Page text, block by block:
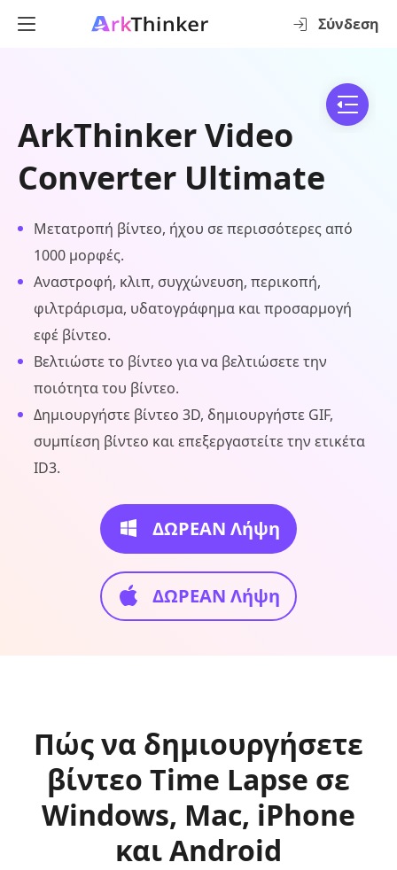
Σύνδεση
ArkThinker Video
Converter Ultimate
Μετατροπή βίντεο, ήχου σε περισσότερες από
1000 μορφές.
Αναστροφή, κλιπ, συγχώνευση, περικοπή,
φιλτράρισμα, υδατογράφημα και προσαρμογή
εφέ βίντεο.
Βελτιώστε το βίντεο για να βελτιώσετε την
ποιότητα του βίντεο.
Δημιουργήστε βίντεο 3D, δημιουργήστε GIF,
συμπίεση βίντεο και επεξεργαστείτε την ετικέτα
ID3.
ΔΩΡΕΑΝ Λήψη
ΔΩΡΕΑΝ Λήψη
Πώς να δημιουργήσετε
βίντεο Time Lapse σε
Windows, Mac, iPhone
και Android